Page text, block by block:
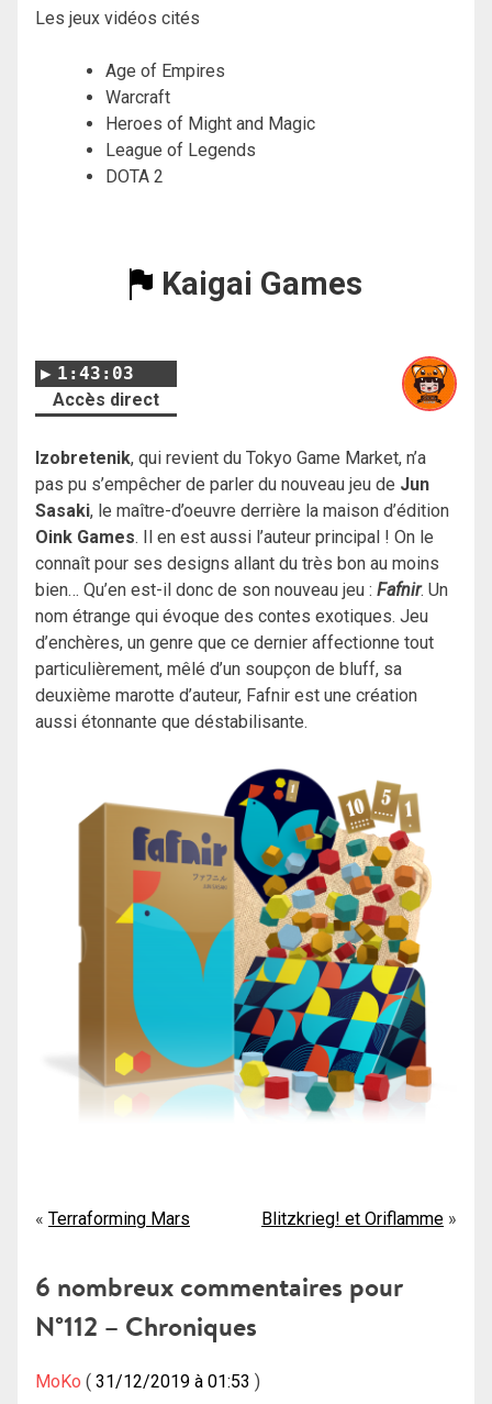
Les jeux vidéos cités
Age of Empires
Warcraft
Heroes of Might and Magic
League of Legends
DOTA 2
Kaigai Games
1:43:03
Accès direct
Izobretenik, qui revient du Tokyo Game Market, n’a
pas pu s’empêcher de parler du nouveau jeu de Jun
Sasaki, le maître-d’oeuvre derrière la maison d’édition
Oink Games. Il en est aussi l’auteur principal ! On le
connaît pour ses designs allant du très bon au moins
bien… Qu’en est-il donc de son nouveau jeu : Fafnir. Un
nom étrange qui évoque des contes exotiques. Jeu
d’enchères, un genre que ce dernier affectionne tout
particulièrement, mêlé d’un soupçon de bluff, sa
deuxième marotte d’auteur, Fafnir est une création
aussi étonnante que déstabilisante.
Navigation
l’article
Terraforming Mars Blitzkrieg! et Oriflamme
6 nombreux commentaires pour
N°112 – Chroniques
MoKo 31/12/2019 à 01:53